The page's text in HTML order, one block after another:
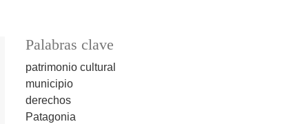
Palabras clave
patrimonio cultural
municipio
derechos
Patagonia